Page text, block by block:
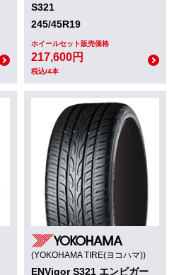
S321
245/45R19
ホイールセット販売価格
217,600円
税込/4本
(YOKOHAMA TIRE(ヨコハマ))
ENVigor S321 エンビガー